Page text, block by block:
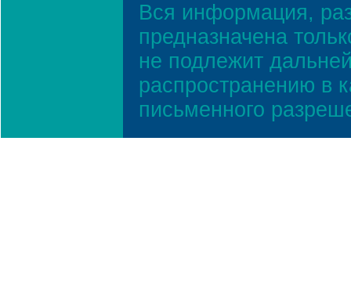
Вся информация,
предназначена
не подлежит
распространению в
письменного